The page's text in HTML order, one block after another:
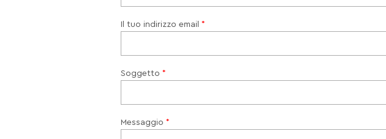
Il tuo indirizzo email
Soggetto
Messaggio